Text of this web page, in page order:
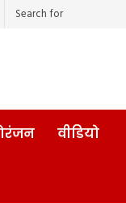
वीडियो